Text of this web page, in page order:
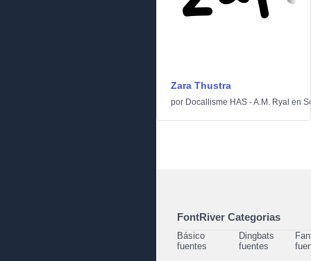
Zara Thustra
por Docallisme HAS - A.M. Ryal en
FontRiver Categorias
Básico
fuentes
Dingbats
fuentes